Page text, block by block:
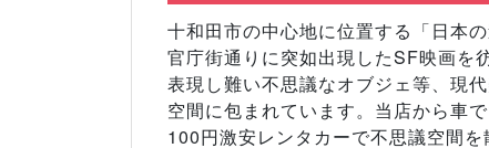
十和田市の中心地に位置する「日本
官庁街通りに突如出現したSF映画を
表現し難い不思議なオブジェ等、現
空間に包まれています。当店から車で
100円激安レンタカーで不思議空間